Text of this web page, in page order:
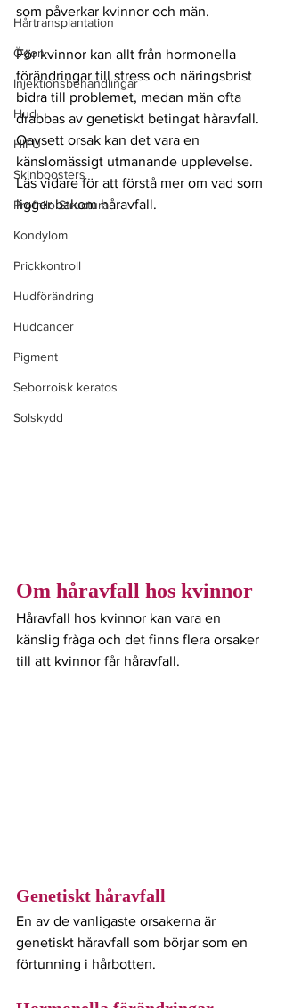
Hårtransplantation
Ögon
Injektionsbehandlingar
Hud
HIFU
Skinboosters
Profhilo Structura
Kondylom
Prickkontroll
Hudförändring
Hudcancer
Pigment
Seborroisk keratos
Solskydd
som påverkar kvinnor och män.
För kvinnor kan allt från hormonella
förändringar till stress och näringsbrist
bidra till problemet, medan män ofta
drabbas av genetiskt betingat håravfall.
Oavsett orsak kan det vara en
känslomässigt utmanande upplevelse.
Läs vidare för att förstå mer om vad som
ligger bakom håravfall.
Om håravfall hos kvinnor
Håravfall hos kvinnor kan vara en
känslig fråga och det finns flera orsaker
till att kvinnor får håravfall.
Genetiskt håravfall
En av de vanligaste orsakerna är
genetiskt håravfall som börjar som en
förtunning i hårbotten.